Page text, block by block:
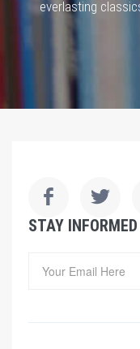
everlasting
STAY